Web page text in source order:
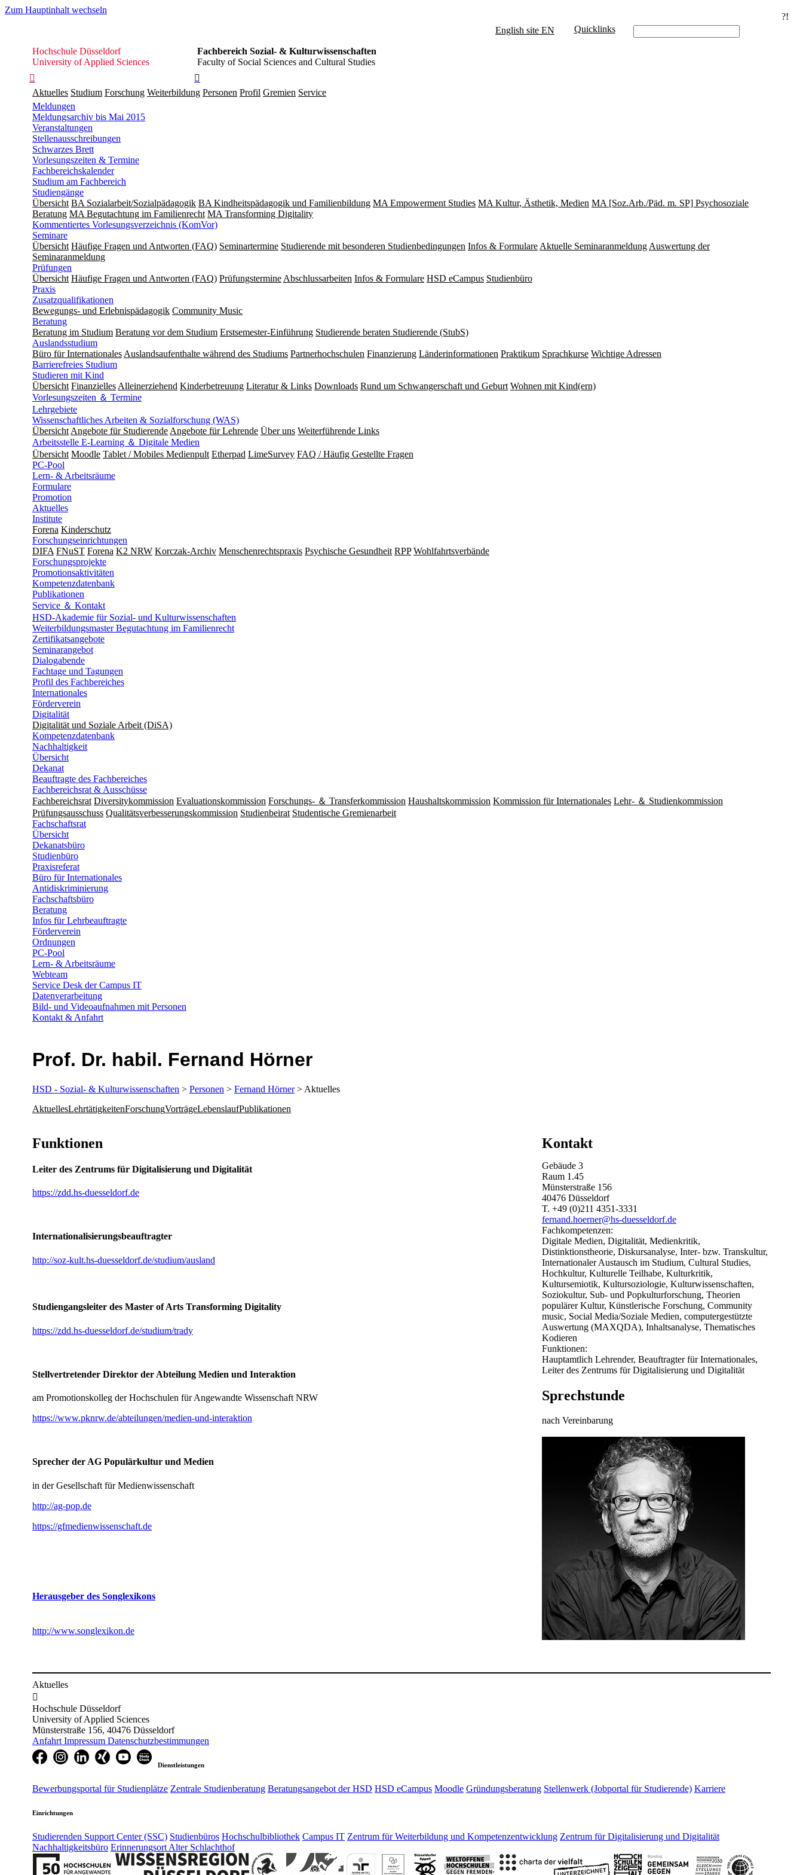
Zum Hauptinhalt wechseln
?!
Hochschule
Düsseldorf
Hochschule Düsseldorf
University of Applied Sciences
Fachbereich Sozial- & Kulturwissenschaften
Faculty of Social Sciences and Cultural Studies


English site EN Quicklinks
Aktuelles Studium Forschung Weiterbildung Personen Profil Gremien Service
Meldungen
Meldungsarchiv bis Mai 2015
Veranstaltungen
Stellenausschreibungen
Schwarzes Brett
Vorlesungszeiten & Termine
Fachbereichskalender
Studium am Fachbereich
Studiengänge
Übersicht BA Sozialarbeit/Sozialpädagogik BA Kindheitspädagogik und Familienbildung MA Empowerment Studies MA Kultur, Ästhetik, Medien MA [Soz.Arb./Päd. m. SP] Psychosoziale
Beratung MA Begut­ach­tung im Fami­lien­recht MA Transforming Digitality
Kommentiertes Vorlesungsverzeichnis (KomVor)
Seminare
Übersicht Häufige Fragen und Antworten (FAQ) Seminartermine Studierende mit besonderen Studienbedingungen Infos & Formulare Aktuelle Seminaranmeldung Auswertung der
Seminaranmeldung
Prüfungen
Übersicht Häufige Fragen und Antworten (FAQ) Prüfungstermine Abschlussarbeiten Infos & Formulare HSD eCampus Studienbüro
Praxis
Zusatzqualifikationen
Bewegungs- und Erlebnispädagogik Community Music
Beratung
Beratung im Studium Beratung vor dem Studium Erstsemester-Einführung Studierende beraten Studierende (StubS)
Auslandsstudium
Büro für Internationales Auslandsaufenthalte während des Studiums Partnerhochschulen Finanzierung Länderinformationen Praktikum Sprachkurse Wichtige Adressen
Barrierefreies Studium
Studieren mit Kind
Übersicht Finanzielles Alleinerziehend Kinderbetreuung Literatur & Links Downloads Rund um Schwangerschaft und Geburt Wohnen mit Kind(ern)
Vorlesungszeiten ＆ Termine
Lehrgebiete
Wissenschaftliches Arbeiten & Sozialforschung (WAS)
Übersicht Angebote für Studierende Angebote für Lehrende Über uns Weiterführende Links
Arbeitsstelle E-Learning ＆ Digitale Medien
Übersicht Moodle Tablet / Mobiles Medienpult Etherpad LimeSurvey FAQ / Häufig Gestellte Fragen
PC-Pool
Lern- & Arbeitsräume
Formulare
Promotion
Aktuelles
Institute
Forena Kinderschutz
Forschungseinrichtungen
DIFA FNuST Forena K2 NRW Korczak-Archiv Men­schen­rechts­praxis Psy­chische Gesund­heit RPP Wohlfahrts­verbände
Forschungsprojekte
Promotionsaktivitäten
Kompetenzdatenbank
Publikationen
Service ＆ Kontakt
HSD-Akademie für Sozial- und Kulturwissenschaften
Weiterbildungsmaster Begutachtung im Familienrecht
Zertifikatsangebote
Seminarangebot
Dialogabende
Fachtage und Tagungen
Profil des Fachbereiches
Internationales
Förderverein
Digitalität
Digitalität und Soziale Arbeit (DiSA)
Kompetenzdatenbank
Nachhaltigkeit
Übersicht
Dekanat
Beauftragte des Fachbereiches
Fachbereichsrat & Ausschüsse
Fachbereichsrat Diversitykommission Evaluationskommission Forschungs- ＆ Transferkommission Haushaltskommission Kommission für Internationales Lehr- ＆ Studienkommission
Prüfungsausschuss Qualitätsverbesserungskommission Studienbeirat Studentische Gremienarbeit
Fachschaftsrat
Übersicht
Dekanatsbüro
Studienbüro
Praxisreferat
Büro für Internationales
Antidiskriminierung
Fachschaftsbüro
Beratung
Infos für Lehrbeauftragte
Förderverein
Ordnungen
PC-Pool
Lern- & Arbeitsräume
Webteam
Service Desk der Campus IT
Datenverarbeitung
Bild- und Videoaufnahmen mit Personen
Kontakt & Anfahrt
Prof. Dr. habil. Fernand Hörner
HSD - Sozial- & Kulturwissenschaften > Personen > Fernand Hörner> Aktuelles
AktuellesLehrtätigkeitenForschungVorträgeLebenslaufPublikationen
​Funktionen
Leiter des Zentrums für Digitalisierung und Digitalität
https://zdd.hs-duesseldorf.de
Internationalisierungsbeauftragter
http://soz-kult.hs-duesseldorf.de/studium/ausland
Studiengangsleiter des Master of Arts Transforming Digitality
https://zdd.hs-duesseldorf.de/studium/trady
Stellvertretender Direktor der Abteilung Medien und Interaktion
am Promotionskolleg der Hochschulen für Angewandte Wissenschaft NRW
https://www.pknrw.de/abteilungen/medien-und-interaktion
Sprecher der AG Populärkultur und Medien
in der Gesellschaft für Medienwissenschaft
http://ag-pop.de
https://gfmedienwissenschaft.de
Herausgeber des Songlexikons
http://www.songlexikon.de
Kontakt
Gebäude 3
Raum 1.45
Münsterstraße 156
40476 Düsseldorf
T. +49 (0)211 4351-3331
fernand.hoerner@hs-duesseldorf.de
Fachkompetenzen:
Digitale Medien, Digitalität, Medienkritik,
Distinktionstheorie, Diskursanalyse, Inter- bzw. Transkultur,
Internationaler Austausch im Studium, Cultural Studies,
Hochkultur, Kulturelle Teilhabe, Kulturkritik,
Kultursemiotik, Kultursoziologie, Kulturwissenschaften,
Soziokultur, Sub- und Popkulturforschung, Theorien
populärer Kultur, Künstlerische Forschung, Community
music, Social Media/Soziale Medien, computergestützte
Auswertung (MAXQDA), Inhaltsanalyse, Thematisches
Kodieren
Funktionen:
Hauptamtlich Lehrender, Beauftragter für Internationales,
Leiter des Zentrums für Digitalisierung und Digitalität
Sprechstunde
nach Vereinbarung
Aktuelles

Hochschule Düsseldorf
University of Applied Sciences
Münsterstraße 156, 40476 Düsseldorf
Anfahrt Impressum Datenschutzbestimmungen
Dienstleistungen
Bewerbungsportal für Studienplätze Zentrale Studienberatung Beratungsangebot der HSD HSD eCampus Moodle Gründungsberatung Stellenwerk (Jobportal für Studierende) Karriere
Einrichtungen
Studierenden Support Center (SSC) Studienbüros Hochschulbibliothek Campus IT Zentrum für Weiterbildung und Kompetenzentwicklung Zentrum für Digitalisierung und Digitalität
Nachhaltigkeitsbüro Erinnerungsort Alter Schlachthof